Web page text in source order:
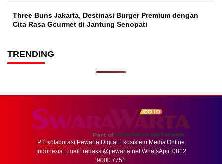
Three Buns Jakarta, Destinasi Burger Premium dengan
Cita Rasa Gourmet di Jantung Senopati
TRENDING
PT Kolaborasi Pewarta Digital Ekosistem Media Online
Indonesia Email: redaksi@pewarta.netWhatsApp: 0812
9000 7751